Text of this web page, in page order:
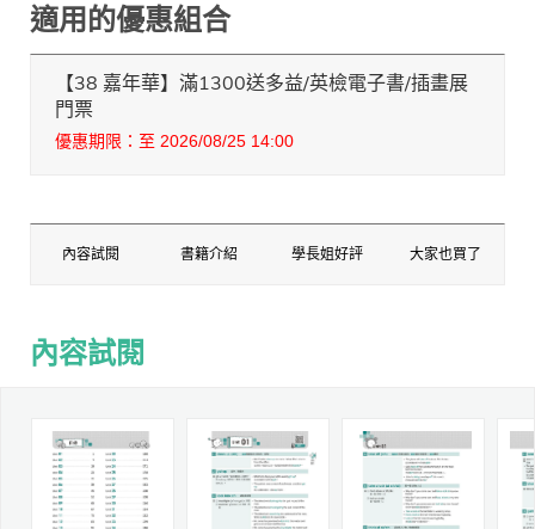
適用的優惠組合
【38 嘉年華】滿1300送多益/英檢電子書/插畫展
門票
優惠期限：至 2026/08/25 14:00
內容試閱 書籍介紹 學長姐好評 大家也買了
內容試閱